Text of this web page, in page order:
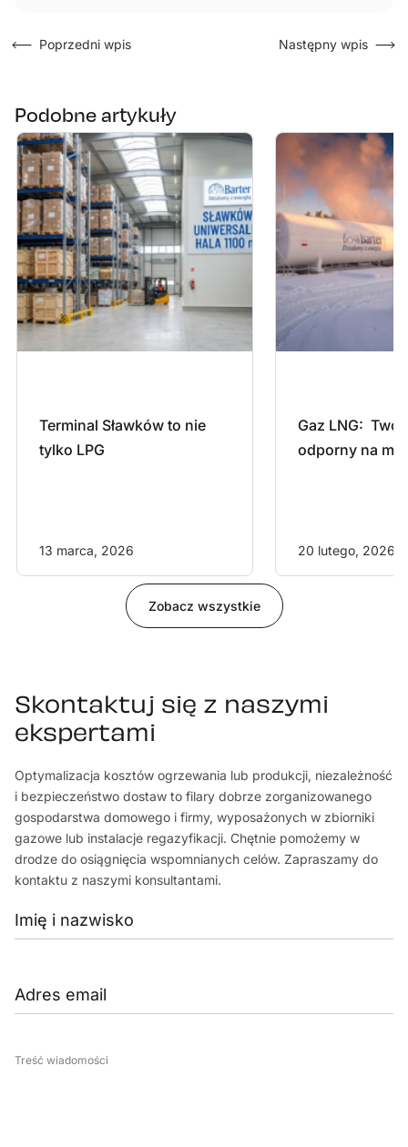
Poprzedni wpis Następny wpis
Podobne artykuły
Terminal Sławków to nie
tylko LPG
13 marca, 2026
Gaz LNG:
odporny na
20 lutego, 2026
Zobacz wszystkie
Skontaktuj się z naszymi
ekspertami
Optymalizacja kosztów ogrzewania lub produkcji, niezależność
i bezpieczeństwo dostaw to filary dobrze zorganizowanego
gospodarstwa domowego i firmy, wyposażonych w zbiorniki
gazowe lub instalacje regazyfikacji. Chętnie pomożemy w
drodze do osiągnięcia wspomnianych celów. Zapraszamy do
kontaktu z naszymi konsultantami.
Treść wiadomości